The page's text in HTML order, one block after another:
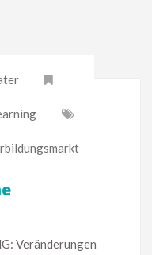
Veränderungen